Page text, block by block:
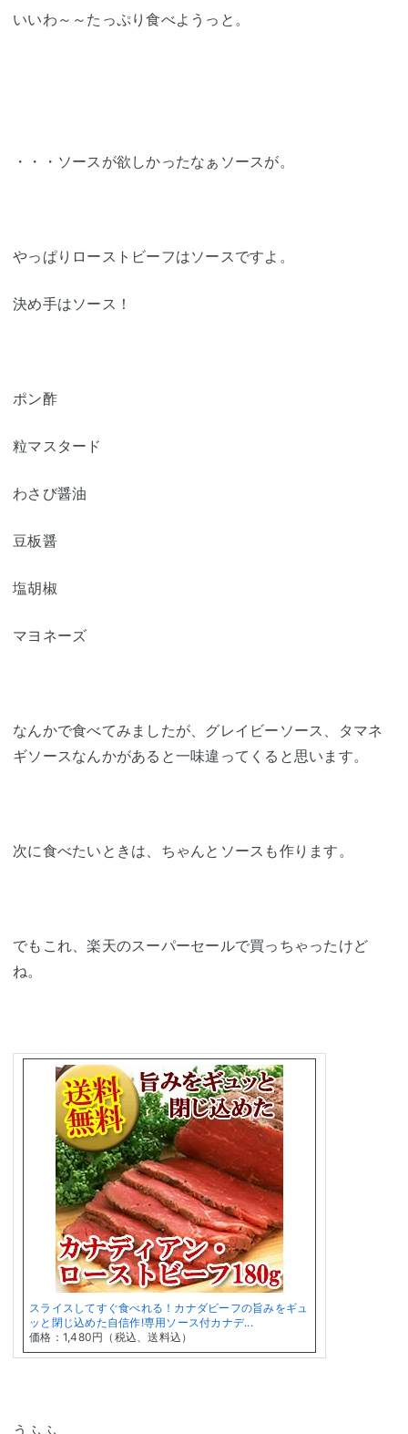
いいわ～～たっぷり食べようっと。
・・・ソースが欲しかったなぁソースが。
やっぱりローストビーフはソースですよ。
決め手はソース！
ポン酢
粒マスタード
わさび醤油
豆板醤
塩胡椒
マヨネーズ
なんかで食べてみましたが、グレイビーソース、タマネ
ギソースなんかがあると一味違ってくると思います。
次に食べたいときは、ちゃんとソースも作ります。
でもこれ、楽天のスーパーセールで買っちゃったけど
ね。
スライスしてすぐ食べれる！カナダビーフの旨みをギュ
ッと閉じ込めた自信作!専用ソース付カナデ...
価格：1,480円（税込、送料込）
うふふ。